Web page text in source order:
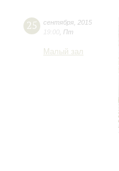
25 сентября 2015
19:00 Пт
Малый зал